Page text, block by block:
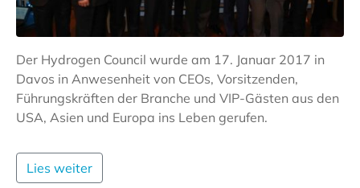
Der Hydrogen Council wurde am 17. Januar 2017 in
Davos in Anwesenheit von CEOs, Vorsitzenden,
Führungskräften der Branche und VIP-Gästen aus den
USA, Asien und Europa ins Leben gerufen.
Lies weiter